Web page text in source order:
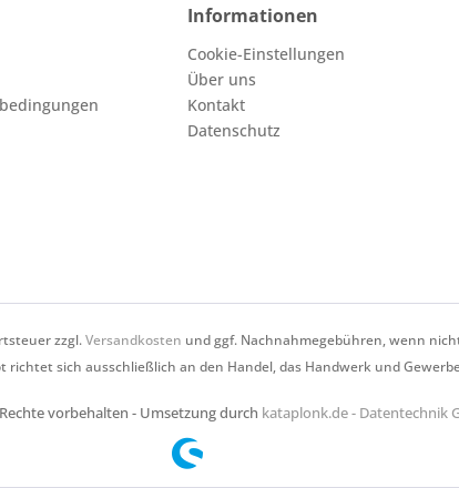
Informationen
Cookie-Einstellungen
Über uns
Kontakt
Datenschutz
zzgl.Versandkosten und ggf. Nachnahmegebühren, wenn
richtet sich ausschließlich an den Handel, das Handwerk und
vorbehalten - Umsetzung durch kataplonk.de - Datentechnik